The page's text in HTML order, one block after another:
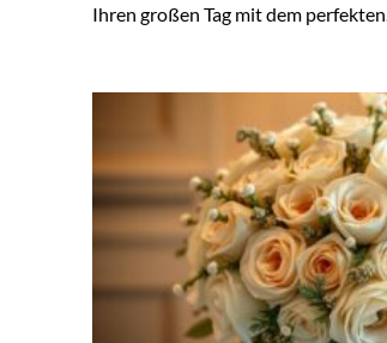
Ihren großen Tag mit dem perfekten...